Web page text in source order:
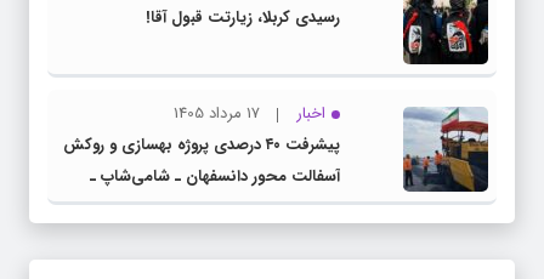
رسیدی کربلا، زیارتت قبول آقا!
اخبار
17 مرداد 1405
پیشرفت ۴۰ درصدی پروژه بهسازی و روکش
آسفالت محور دانسفهان ـ شامی‌شاپ ـ
ضیاآباد